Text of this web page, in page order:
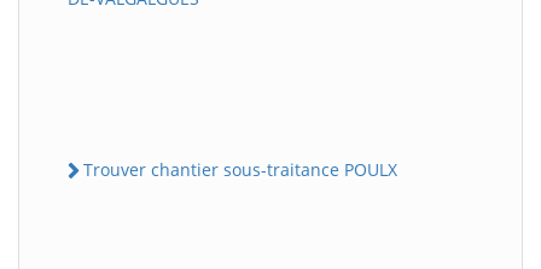
Trouver chantier sous-traitance POULX